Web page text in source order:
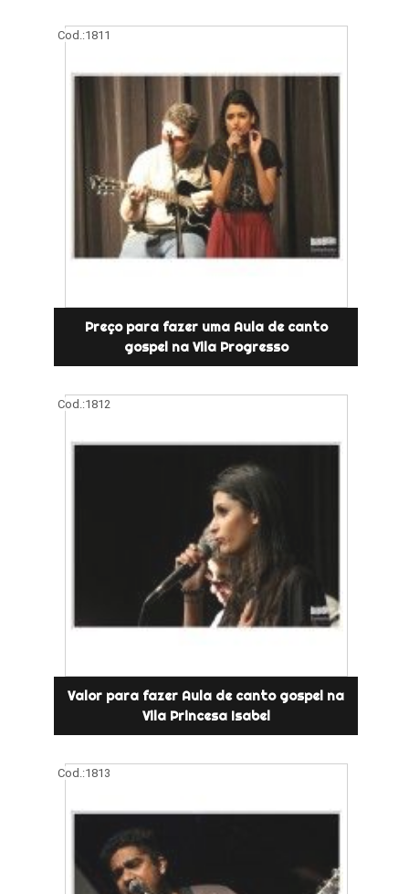
Cod.:1811
Preço para fazer uma Aula de canto
gospel na Vila Progresso
Cod.:1812
Valor para fazer Aula de canto gospel na
Vila Princesa Isabel
Cod.:1813